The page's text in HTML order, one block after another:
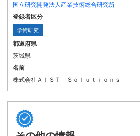
国立研究開発法人産業技術総合研究所
登録者区分
学術研究
都道府県
茨城県
名前
株式会社ＡＩＳＴ Ｓｏｌｕｔｉｏｎｓ